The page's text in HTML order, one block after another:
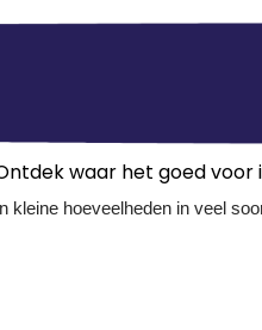
waar het goed voor
hoeveelheden in veel